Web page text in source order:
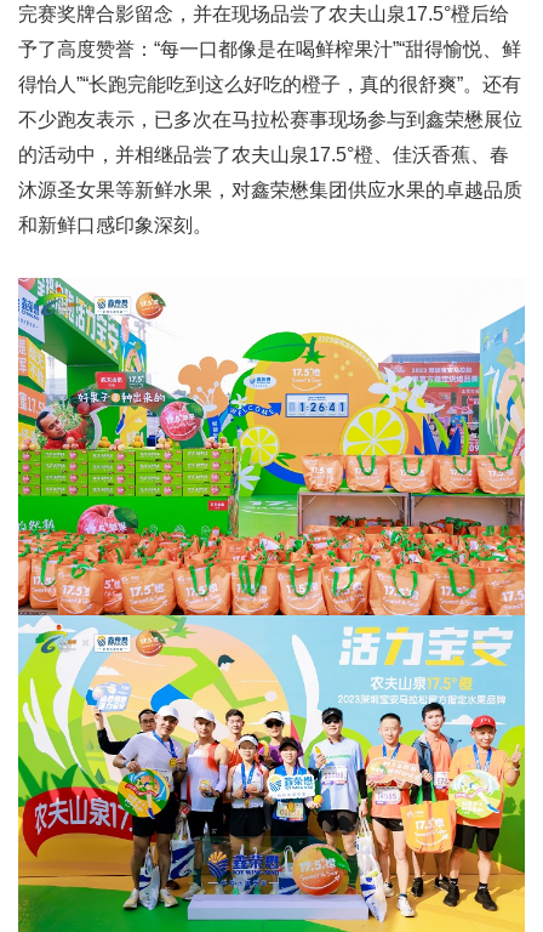
完赛奖牌合影留念，并在现场品尝了农夫山泉17.5°橙后给
予了高度赞誉：“每一口都像是在喝鲜榨果汁”“甜得愉悦、鲜
得怡人”“长跑完能吃到这么好吃的橙子，真的很舒爽”。还有
不少跑友表示，已多次在马拉松赛事现场参与到鑫荣懋展位
的活动中，并相继品尝了农夫山泉17.5°橙、佳沃香蕉、春
沐源圣女果等新鲜水果，对鑫荣懋集团供应水果的卓越品质
和新鲜口感印象深刻。